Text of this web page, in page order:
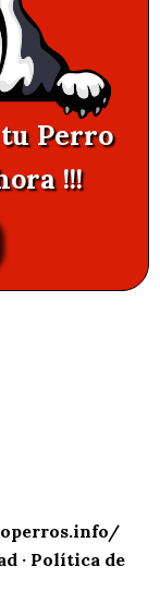
Perro
!!!
· Política de